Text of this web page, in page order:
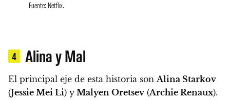
Fuente: Netflix.
4 Alina y Mal
El principal eje de esta historia sonAlina Starkov
(Jessie Mei Li) y Malyen Oretsev (Archie Renaux).